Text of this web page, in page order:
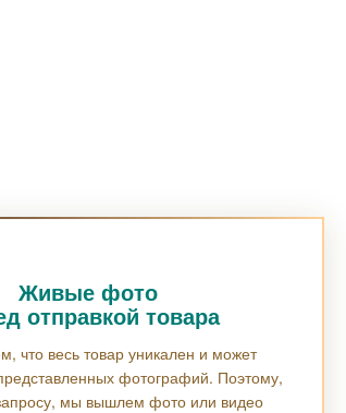
Живые фото
отправкой товара
что весь товар уникален и может
фотографий. Поэтому,
мы вышлем фото или видео